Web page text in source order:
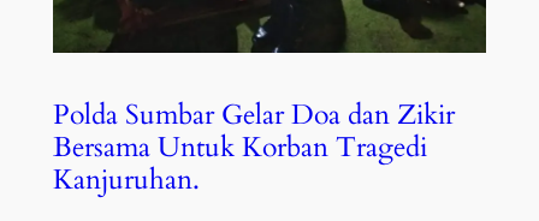
Polda Sumbar Gelar Doa dan Zikir
Bersama Untuk Korban Tragedi
Kanjuruhan.